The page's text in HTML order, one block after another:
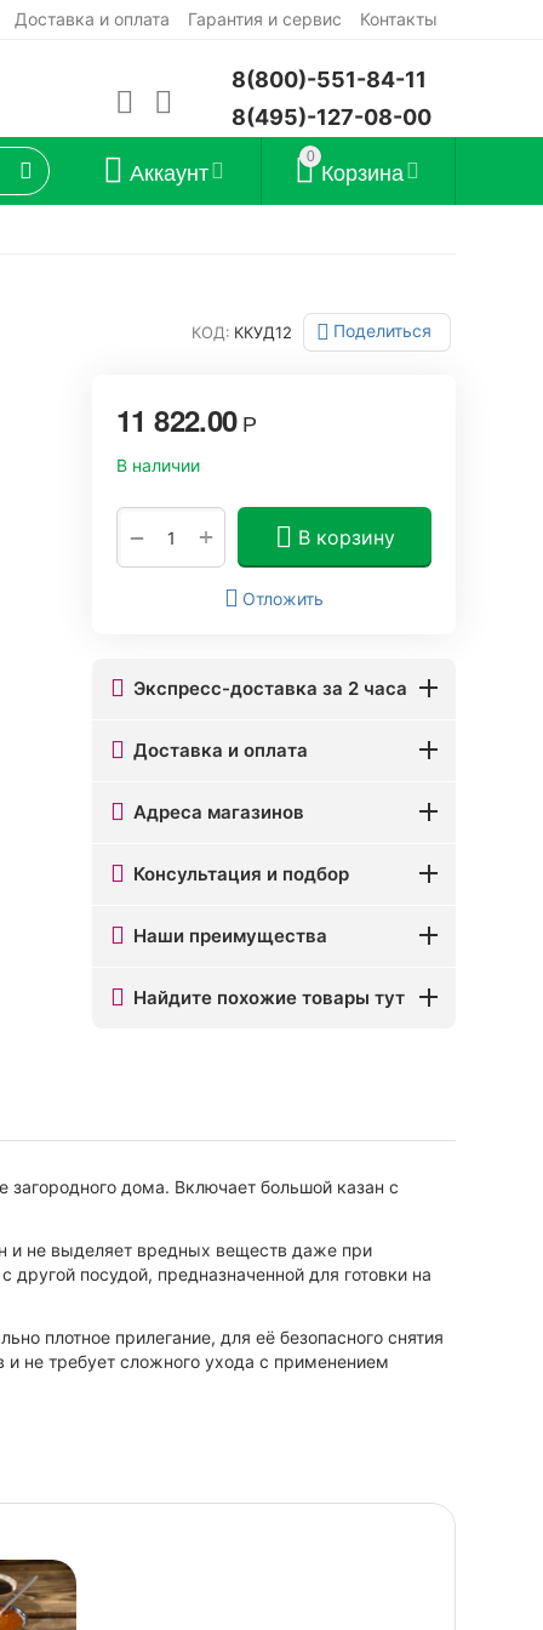
Доставка и оплата Гарантия и сервис Контакты
8(800)-551-84-11
8(495)-127-08-00
0 Корзина
Аккаунт
КОД: ККУД12 Поделиться
11 822.00 Р
В наличии
+
− В корзину
Отложить
Экспресс-доставка за 2 часа
Доставка и оплата
Адреса магазинов
Консультация и подбор
Наши преимущества
Найдите похожие товары тут
загородного дома. Включает большой казан с
и не выделяет вредных веществ даже при
посудой, предназначенной для готовки на
плотное прилегание, для её безопасного снятия
не требует сложного ухода с применением